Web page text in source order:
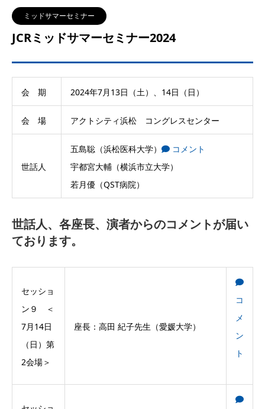
ミッドサマーセミナー
JCRミッドサマーセミナー2024
会 期 2024年7月13日（土）、14日（日）
会 場 アクトシティ浜松 コングレスセンター
世話人
五島聡（浜松医科大学）
コメント
宇都宮大輔（横浜市立大学）
若月優（QST病院）
世話人、各座長、演者からのコメントが届い
ております。
セッショ
ン９ ＜
7月14日
（日）第
2会場＞
座長：高田 紀子先生（愛媛大学）
コ
メ
ン
ト